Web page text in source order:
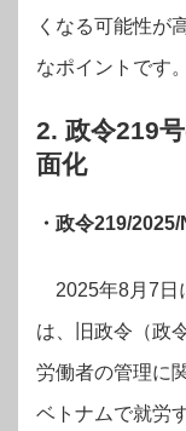
くなる可能性が
なポイントです。
2. 政令219
面化
・政令219/
2025年8月7日
は、旧政令（政
労働者の管理に
ベトナムで就労